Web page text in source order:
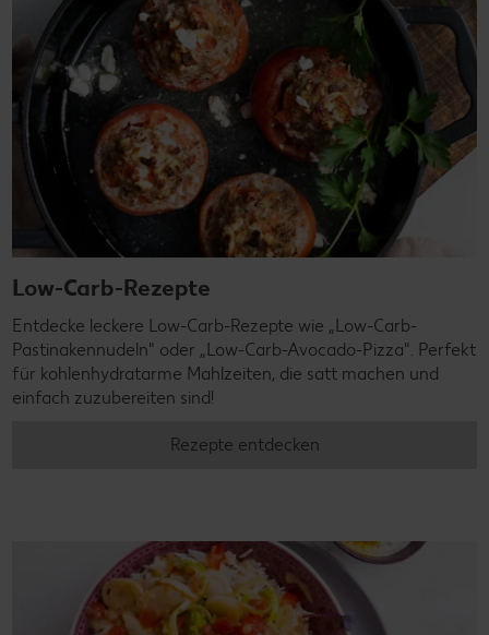
Low-Carb-Rezepte
Entdecke leckere Low-Carb-Rezepte wie „Low-Carb-
Pastinakennudeln" oder „Low-Carb-Avocado-Pizza". Perfekt
für kohlenhydratarme Mahlzeiten, die satt machen und
einfach zuzubereiten sind!
Rezepte entdecken